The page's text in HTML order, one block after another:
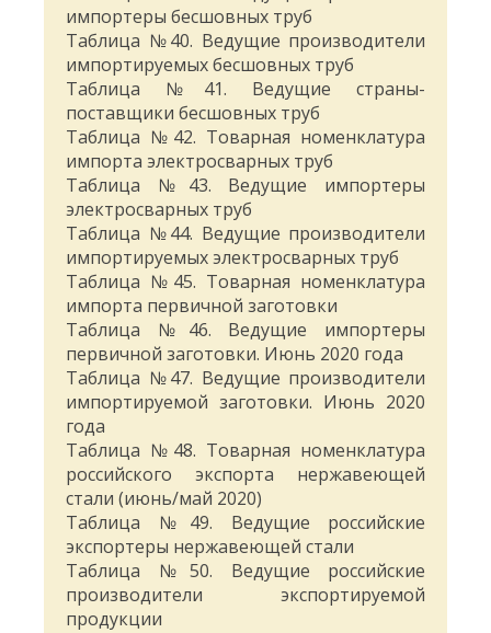
импортеры бесшовных труб
Таблица №40. Ведущие производители
импортируемых бесшовных труб
Таблица №41. Ведущие страны-
поставщики бесшовных труб
Таблица №42. Товарная номенклатура
импорта электросварных труб
Таблица №43. Ведущие импортеры
электросварных труб
Таблица №44. Ведущие производители
импортируемых электросварных труб
Таблица №45. Товарная номенклатура
импорта первичной заготовки
Таблица №46. Ведущие импортеры
первичной заготовки. Июнь 2020 года
Таблица №47. Ведущие производители
импортируемой заготовки. Июнь 2020
года
Таблица №48. Товарная номенклатура
российского экспорта нержавеющей
стали (июнь/май 2020)
Таблица №49. Ведущие российские
экспортеры нержавеющей стали
Таблица №50. Ведущие российские
производители экспортируемой
продукции